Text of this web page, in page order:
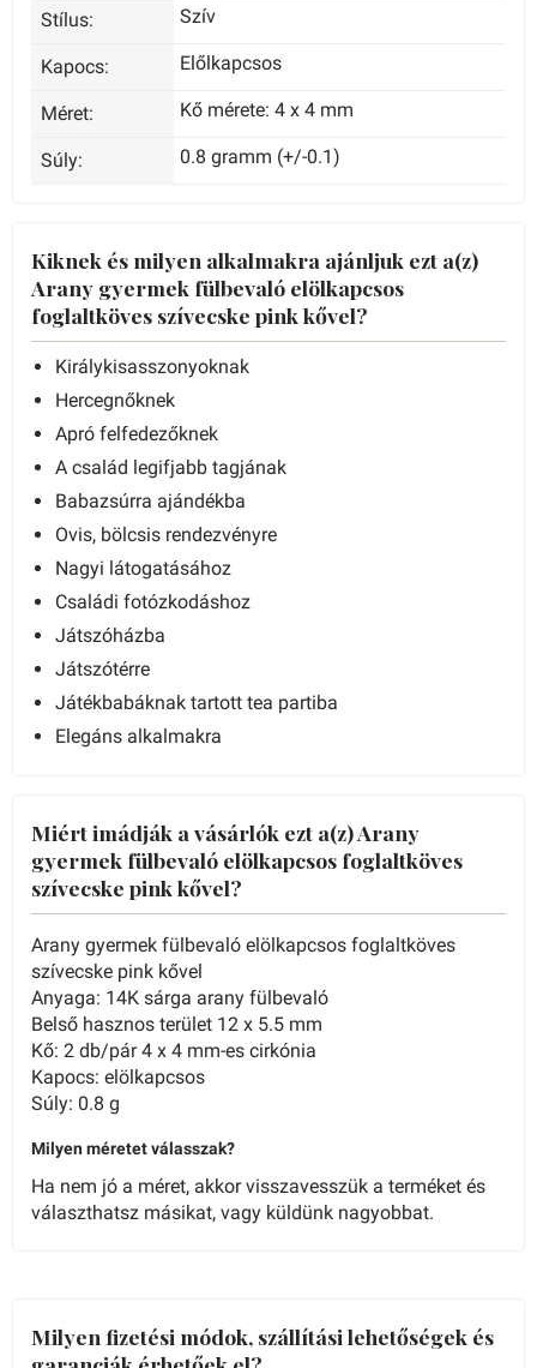
Stílus: Szív
Kapocs: Előlkapcsos
Méret: Kő mérete: 4 x 4 mm
Súly: 0.8 gramm (+/-0.1)
Kiknek és milyen alkalmakra ajánljuk ezt a(z)
Arany gyermek fülbevaló elölkapcsos
foglaltköves szívecske pink kővel?
Királykisasszonyoknak
Hercegnőknek
Apró felfedezőknek
A család legifjabb tagjának
Babazsúrra ajándékba
Ovis, bölcsis rendezvényre
Nagyi látogatásához
Családi fotózkodáshoz
Játszóházba
Játszótérre
Játékbabáknak tartott tea partiba
Elegáns alkalmakra
Miért imádják a vásárlók ezt a(z) Arany
gyermek fülbevaló elölkapcsos foglaltköves
szívecske pink kővel?
Arany gyermek fülbevaló elölkapcsos foglaltköves
szívecske pink kővel
Anyaga: 14K sárga arany fülbevaló
Belső hasznos terület 12 x 5.5 mm
Kő: 2 db/pár 4 x 4 mm-es cirkónia
Kapocs: elölkapcsos
Súly: 0.8 g
Milyen méretet válasszak?
Ha nem jó a méret, akkor visszavesszük a terméket és
választhatsz másikat, vagy küldünk nagyobbat.
Milyen fizetési módok, szállítási lehetőségek és